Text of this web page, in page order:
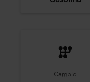
Cambio